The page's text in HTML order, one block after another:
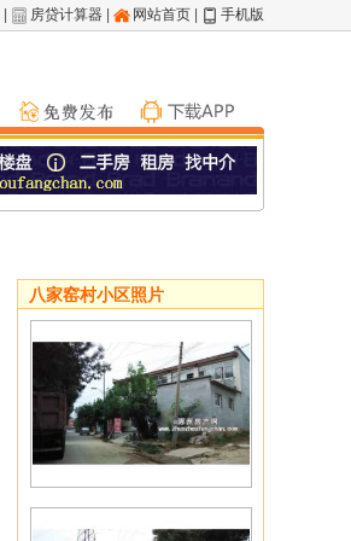
房贷计算器 网站首页 手机版
八家窑村小区照片